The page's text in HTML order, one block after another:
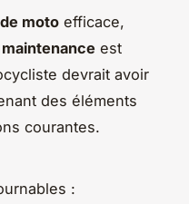
moto efficace,
est
devrait avoir
des éléments
courantes.
: